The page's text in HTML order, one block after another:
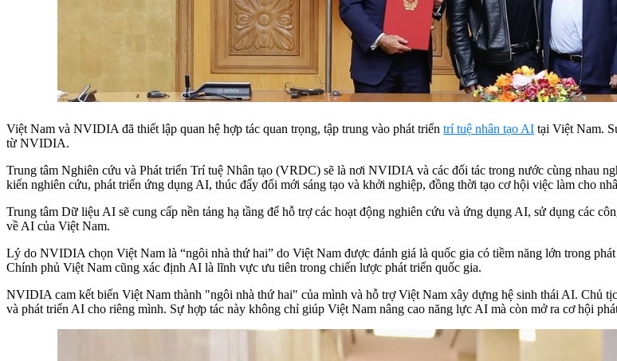
Việt Nam và NVIDIA đã thiết lập quan hệ hợp tác quan trọng, tập trung vào phát triển trí tuệ nhân tạo AI tại Việt Nam.
từ NVIDIA.
Trung tâm Nghiên cứu và Phát triển Trí tuệ Nhân tạo (VRDC) sẽ là nơi NVIDIA và các đối tác trong nước cùng nhau
kiến nghiên cứu, phát triển ứng dụng AI, thúc đẩy đổi mới sáng tạo và khởi nghiệp, đồng thời tạo cơ hội việc làm cho
Trung tâm Dữ liệu AI sẽ cung cấp nền tảng hạ tầng để hỗ trợ các hoạt động nghiên cứu và ứng dụng AI, sử dụng các
về AI của Việt Nam.
Lý do NVIDIA chọn Việt Nam là “ngôi nhà thứ hai” do Việt Nam được đánh giá là quốc gia có tiềm năng lớn trong
Chính phủ Việt Nam cũng xác định AI là lĩnh vực ưu tiên trong chiến lược phát triển quốc gia.
NVIDIA cam kết biến Việt Nam thành "ngôi nhà thứ hai" của mình và hỗ trợ Việt Nam xây dựng hệ sinh thái AI. Chủ
và phát triển AI cho riêng mình. Sự hợp tác này không chỉ giúp Việt Nam nâng cao năng lực AI mà còn mở ra cơ hội